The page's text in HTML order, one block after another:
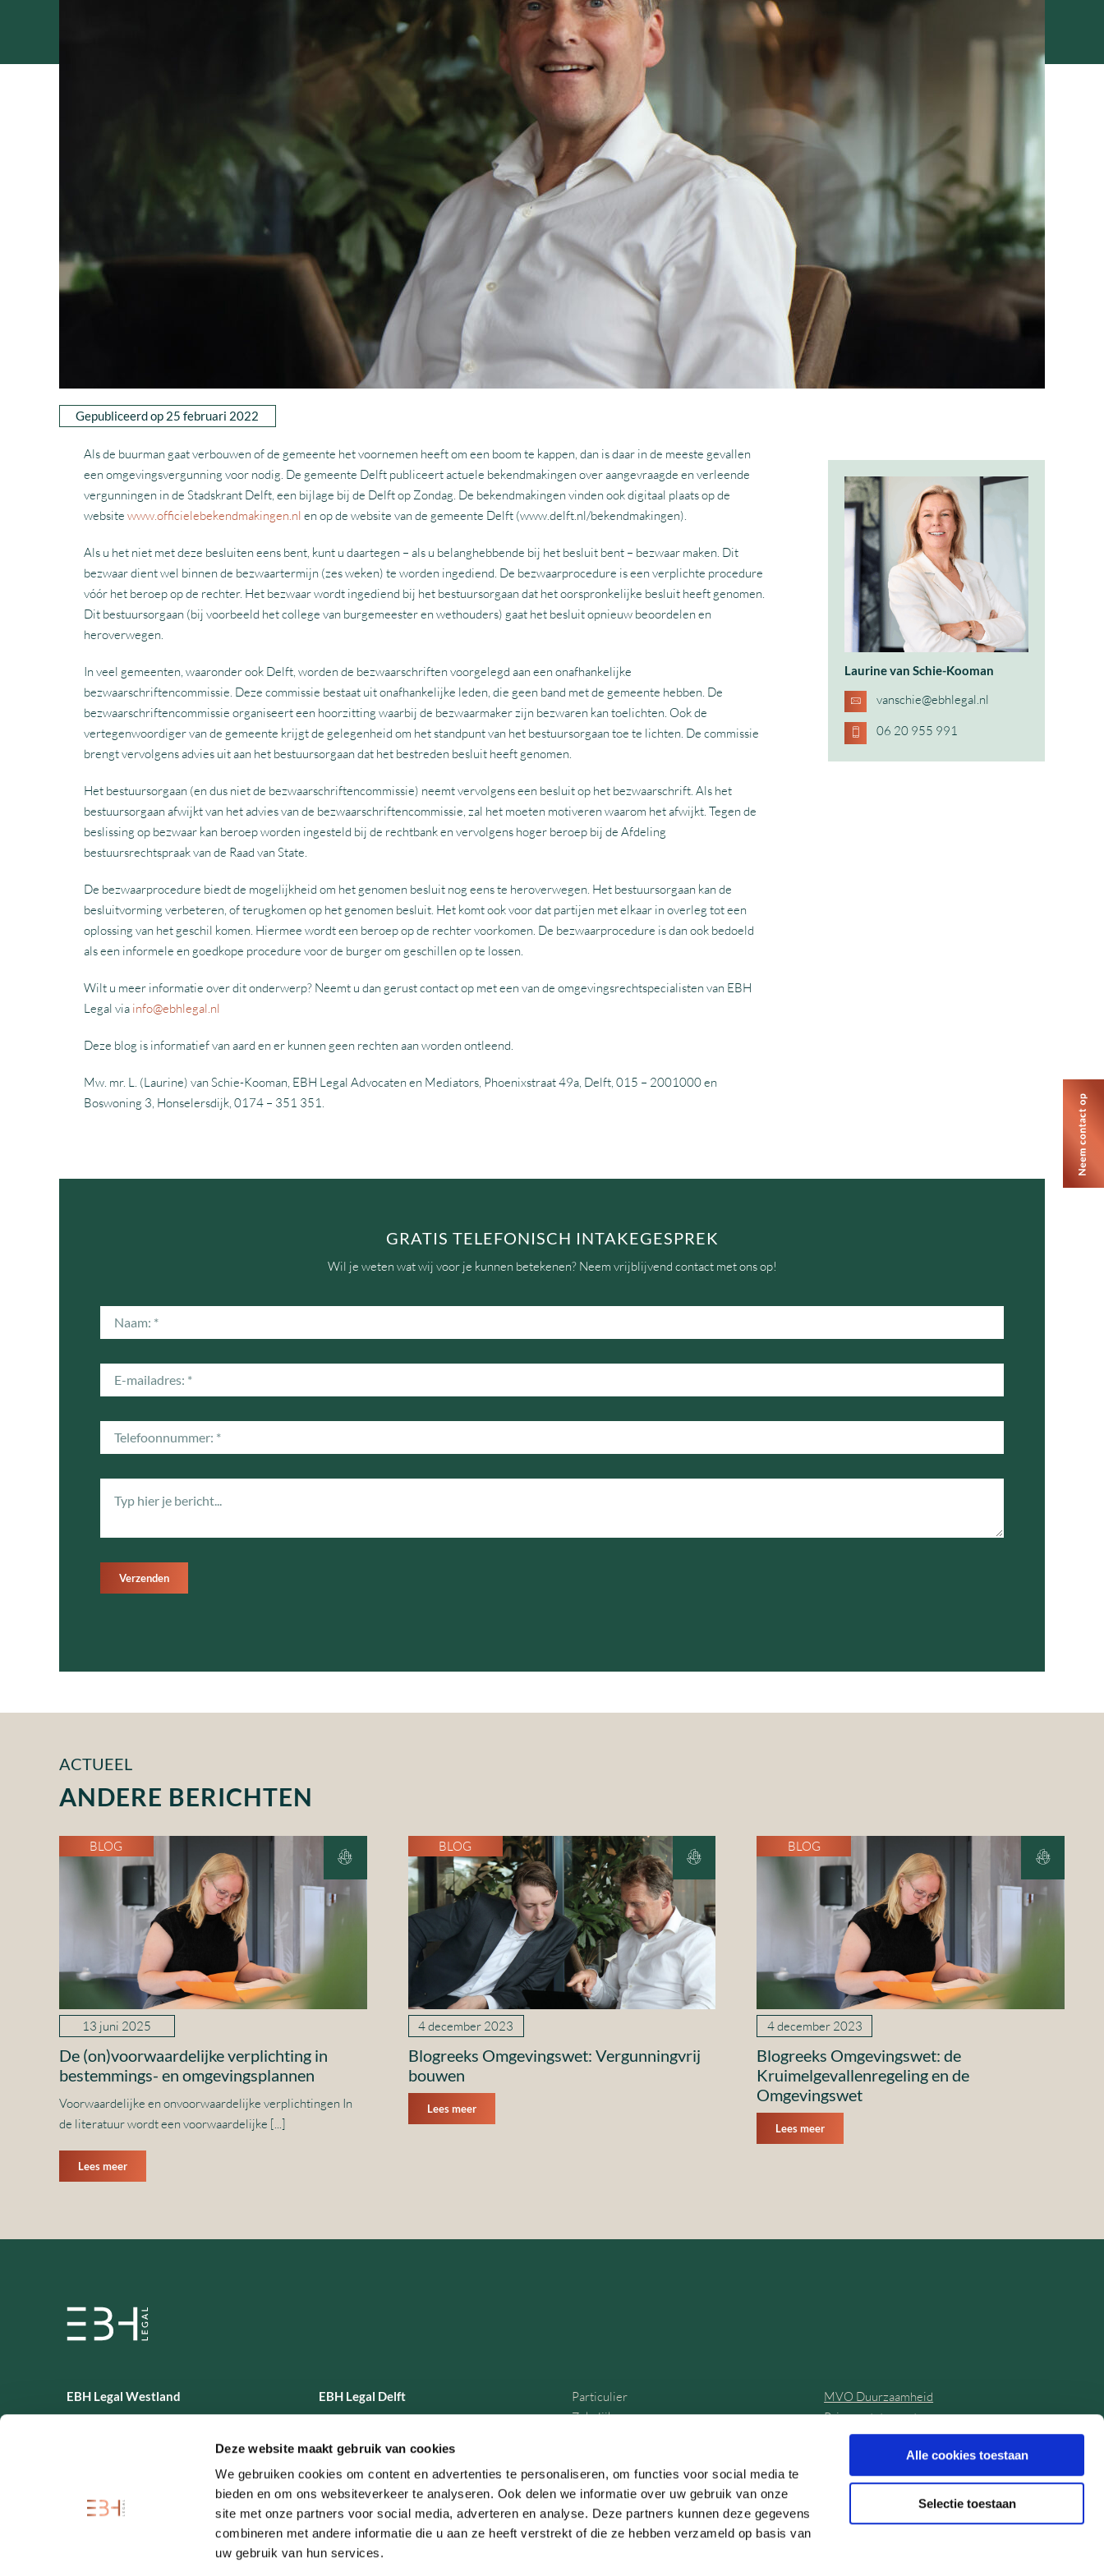
Deze website maakt gebruik van cookies
We gebruiken cookies om content en advertenties te personaliseren, om functies voor social media te
bieden en om ons websiteverkeer te analyseren. Ook delen we informatie over uw gebruik van onze
site met onze partners voor social media, adverteren en analyse. Deze partners kunnen deze gegevens
combineren met andere informatie die u aan ze heeft verstrekt of die ze hebben verzameld op basis van
uw gebruik van hun services.
Alle cookies toestaan
Selectie toestaan
Gepubliceerd op 25 februari 2022
Als de buurman gaat verbouwen of de gemeente het voornemen heeft om een boom te kappen, dan is daar in de meeste gevallen
een omgevingsvergunning voor nodig. De gemeente Delft publiceert actuele bekendmakingen over aangevraagde en verleende
vergunningen in de Stadskrant Delft, een bijlage bij de Delft op Zondag. De bekendmakingen vinden ook digitaal plaats op de
website www.officielebekendmakingen.nl en op de website van de gemeente Delft (www.delft.nl/bekendmakingen).
Als u het niet met deze besluiten eens bent, kunt u daartegen – als u belanghebbende bij het besluit bent – bezwaar maken. Dit
bezwaar dient wel binnen de bezwaartermijn (zes weken) te worden ingediend. De bezwaarprocedure is een verplichte procedure
vóór het beroep op de rechter. Het bezwaar wordt ingediend bij het bestuursorgaan dat het oorspronkelijke besluit heeft genomen.
Dit bestuursorgaan (bij voorbeeld het college van burgemeester en wethouders) gaat het besluit opnieuw beoordelen en
heroverwegen.
In veel gemeenten, waaronder ook Delft, worden de bezwaarschriften voorgelegd aan een onafhankelijke
bezwaarschriftencommissie. Deze commissie bestaat uit onafhankelijke leden, die geen band met de gemeente hebben. De
bezwaarschriftencommissie organiseert een hoorzitting waarbij de bezwaarmaker zijn bezwaren kan toelichten. Ook de
vertegenwoordiger van de gemeente krijgt de gelegenheid om het standpunt van het bestuursorgaan toe te lichten. De commissie
brengt vervolgens advies uit aan het bestuursorgaan dat het bestreden besluit heeft genomen.
Het bestuursorgaan (en dus niet de bezwaarschriftencommissie) neemt vervolgens een besluit op het bezwaarschrift. Als het
bestuursorgaan afwijkt van het advies van de bezwaarschriftencommissie, zal het moeten motiveren waarom het afwijkt. Tegen de
beslissing op bezwaar kan beroep worden ingesteld bij de rechtbank en vervolgens hoger beroep bij de Afdeling
bestuursrechtspraak van de Raad van State.
De bezwaarprocedure biedt de mogelijkheid om het genomen besluit nog eens te heroverwegen. Het bestuursorgaan kan de
besluitvorming verbeteren, of terugkomen op het genomen besluit. Het komt ook voor dat partijen met elkaar in overleg tot een
oplossing van het geschil komen. Hiermee wordt een beroep op de rechter voorkomen. De bezwaarprocedure is dan ook bedoeld
als een informele en goedkope procedure voor de burger om geschillen op te lossen.
Wilt u meer informatie over dit onderwerp? Neemt u dan gerust contact op met een van de omgevingsrechtspecialisten van EBH
Legal via info@ebhlegal.nl
Deze blog is informatief van aard en er kunnen geen rechten aan worden ontleend.
Mw. mr. L. (Laurine) van Schie-Kooman, EBH Legal Advocaten en Mediators, Phoenixstraat 49a, Delft, 015 – 2001000 en
Boswoning 3, Honselersdijk, 0174 – 351 351.
Laurine van Schie-Kooman
vanschie@ebhlegal.nl
06 20 955 991
GRATIS TELEFONISCH INTAKEGESPREK
Wil je weten wat wij voor je kunnen betekenen? Neem vrijblijvend contact met ons op!
Verzenden
ACTUEEL
ANDERE BERICHTEN
BLOG
13 juni 2025
De (on)voorwaardelijke verplichting in
bestemmings- en omgevingsplannen
Voorwaardelijke en onvoorwaardelijke verplichtingen In
de literatuur wordt een voorwaardelijke [...]
Lees meer
BLOG
4 december 2023
Blogreeks Omgevingswet: Vergunningvrij
bouwen
Lees meer
BLOG
4 december 2023
Blogreeks Omgevingswet: de
Kruimelgevallenregeling en de
Omgevingswet
Lees meer
EBH Legal Westland
0174 351 351
EBH Legal Delft
2611 AL
Delft
015 200 1000
Particulier
Zakelijk
Contact
Vacatures
MVO Duurzaamheid
Privacy statement
Klachtenregeling
Algemene voorwaarden